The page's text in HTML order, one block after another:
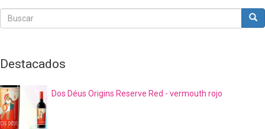
Buscar
Buscar
Destacados
Dos Déus Origins Reserve Red - vermouth rojo